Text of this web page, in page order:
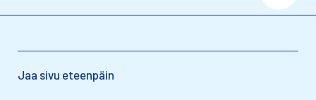
Jaa sivu eteenpäin